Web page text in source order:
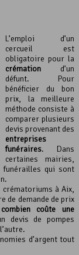
L’emploi d’un
cercueil est
obligatoire pour la
crémation d’un
défunt. Pour
bénéficier du bon
prix, la meilleure
méthode consiste à
comparer plusieurs
devis provenant des
entreprises
funéraires. Dans
certaines mairies,
funérailles qui sont
à Aix,
de demande de prix
combien coûte une
devis de pompes
d’argent tout